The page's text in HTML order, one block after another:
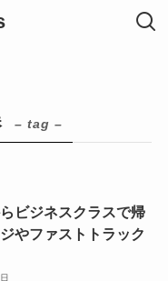
– tag –
ビジネスクラスで帰
やファストトラック